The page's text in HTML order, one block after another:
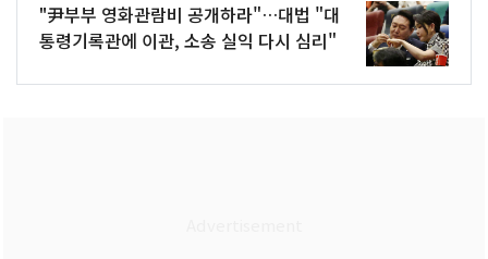
"尹부부 영화관람비 공개하라"…대법 "대
통령기록관에 이관, 소송 실익 다시 심리"